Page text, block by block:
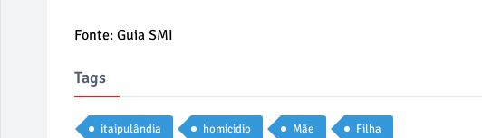
Fonte: Guia SMI
Tags
itaipulândia homicidio Mãe Filha